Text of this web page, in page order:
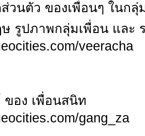
วนตัว ของเพื่อนๆ ในก
รูปภาพกลุ่มเพื่อน และ
veeracha
อง เพื่อนสนิท
gang_za